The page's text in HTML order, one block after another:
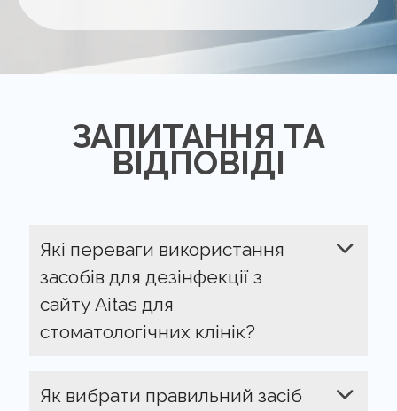
ЗАПИТАННЯ ТА
ВІДПОВІДІ
Які переваги використання
засобів для дезінфекції з
сайту Aitas для
стоматологічних клінік?
Як вибрати правильний засіб